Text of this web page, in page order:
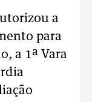
a
para
a 1ª Vara